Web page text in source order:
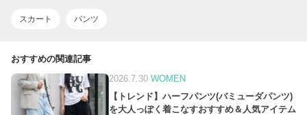
スカート パンツ
おすすめの関連記事
2026.7.30 WOMEN
【トレンド】ハーフパンツ(バミューダパンツ)
を大人っぽく着こなすおすすめ＆人気アイテム